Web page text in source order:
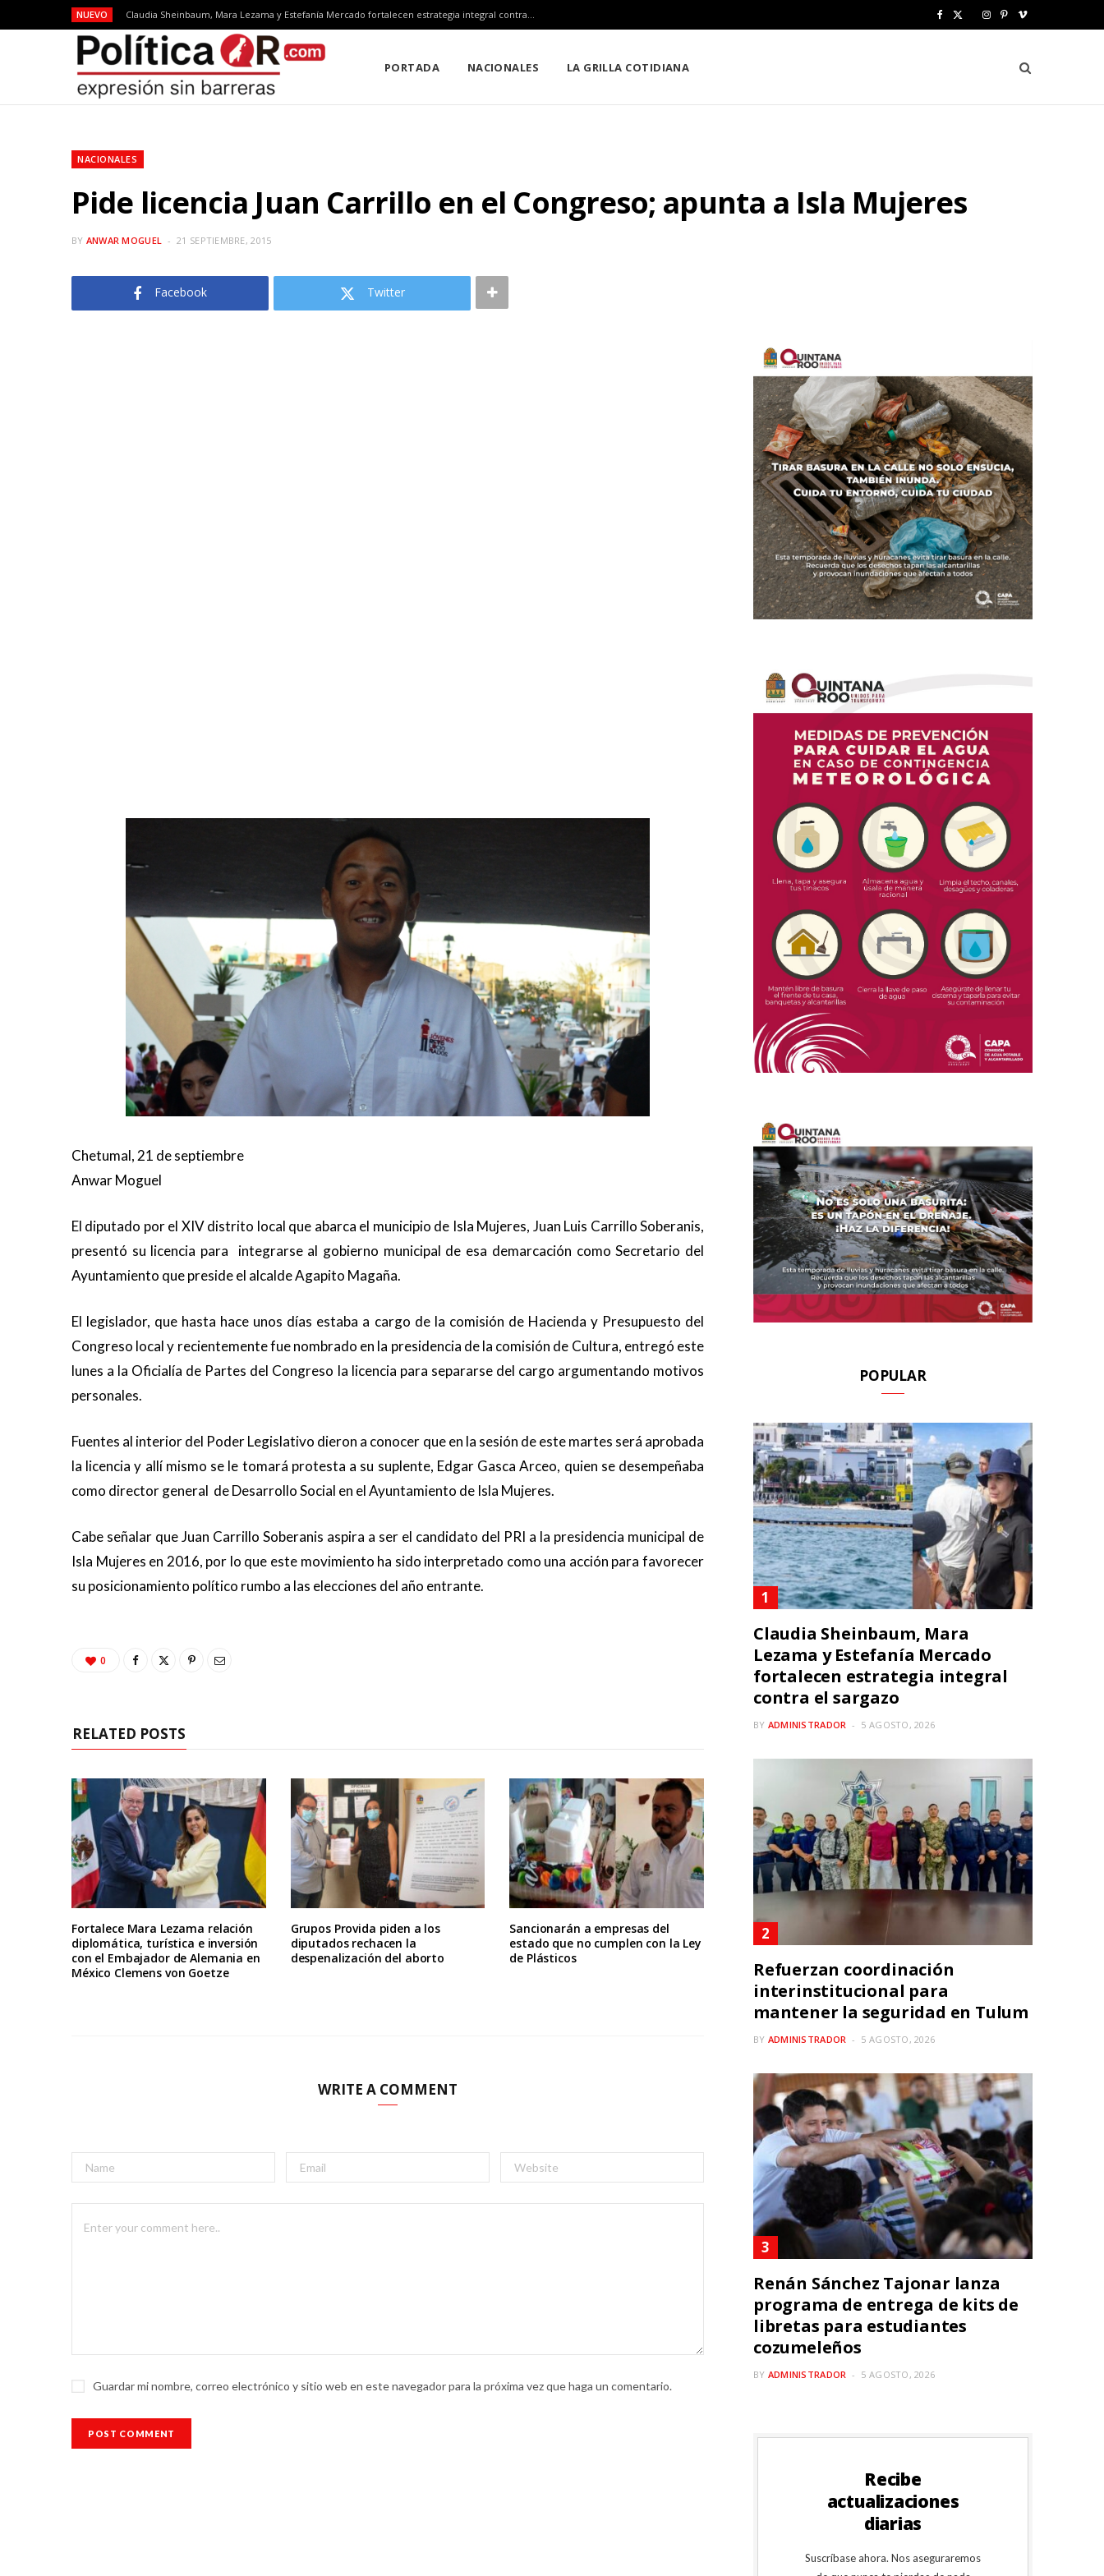
NUEVO Claudia Sheinbaum, Mara Lezama y Estefanía Mercado fortalecen estrategia integral contra el sargazo
e w
I
t
P
t
V
m
e
PORTADA NACIONALES LA GRILLA COTIDIANA
NACIONALES
Pide licencia Juan Carrillo en el Congreso; apunta a Isla Mujeres
BY ANWAR MOGUEL 21 SEPTIEMBRE, 2015
Facebook Twitter
Chetumal, 21 de septiembre
Anwar Moguel
El diputado por el XIV distrito local que abarca el municipio de Isla Mujeres, Juan Luis Carrillo Soberanis,
presentó su licencia para integrarse al gobierno municipal de esa demarcación como Secretario del
Ayuntamiento que preside el alcalde Agapito Magaña.
El legislador, que hasta hace unos días estaba a cargo de la comisión de Hacienda y Presupuesto del
Congreso local y recientemente fue nombrado en la presidencia de la comisión de Cultura, entregó este
lunes a la Oficialía de Partes del Congreso la licencia para separarse del cargo argumentando motivos
personales.
Fuentes al interior del Poder Legislativo dieron a conocer que en la sesión de este martes será aprobada
la licencia y allí mismo se le tomará protesta a su suplente, Edgar Gasca Arceo, quien se desempeñaba
como director general de Desarrollo Social en el Ayuntamiento de Isla Mujeres.
Cabe señalar que Juan Carrillo Soberanis aspira a ser el candidato del PRI a la presidencia municipal de
Isla Mujeres en 2016, por lo que este movimiento ha sido interpretado como una acción para favorecer
su posicionamiento político rumbo a las elecciones del año entrante.
0
RELATED POSTS
Fortalece Mara Lezama relación
diplomática, turística e inversión
con el Embajador de Alemania en
México Clemens von Goetze
Grupos Provida piden a los
diputados rechacen la
despenalización del aborto
Sancionarán a empresas del
estado que no cumplen con la Ley
de Plásticos
WRITE A COMMENT
Guardar mi nombre, correo electrónico y sitio web en este navegador para la próxima vez que haga un comentario.
POPULAR
Claudia Sheinbaum, Mara
Lezama y Estefanía Mercado
fortalecen estrategia integral
contra el sargazo
BY ADMINISTRADOR 5 AGOSTO, 2026
Refuerzan coordinación
interinstitucional para
mantener la seguridad en Tulum
BY ADMINISTRADOR 5 AGOSTO, 2026
Renán Sánchez Tajonar lanza
programa de entrega de kits de
libretas para estudiantes
cozumeleños
BY ADMINISTRADOR 5 AGOSTO, 2026
Recibe
actualizaciones
diarias
Suscríbase ahora. Nos aseguraremos